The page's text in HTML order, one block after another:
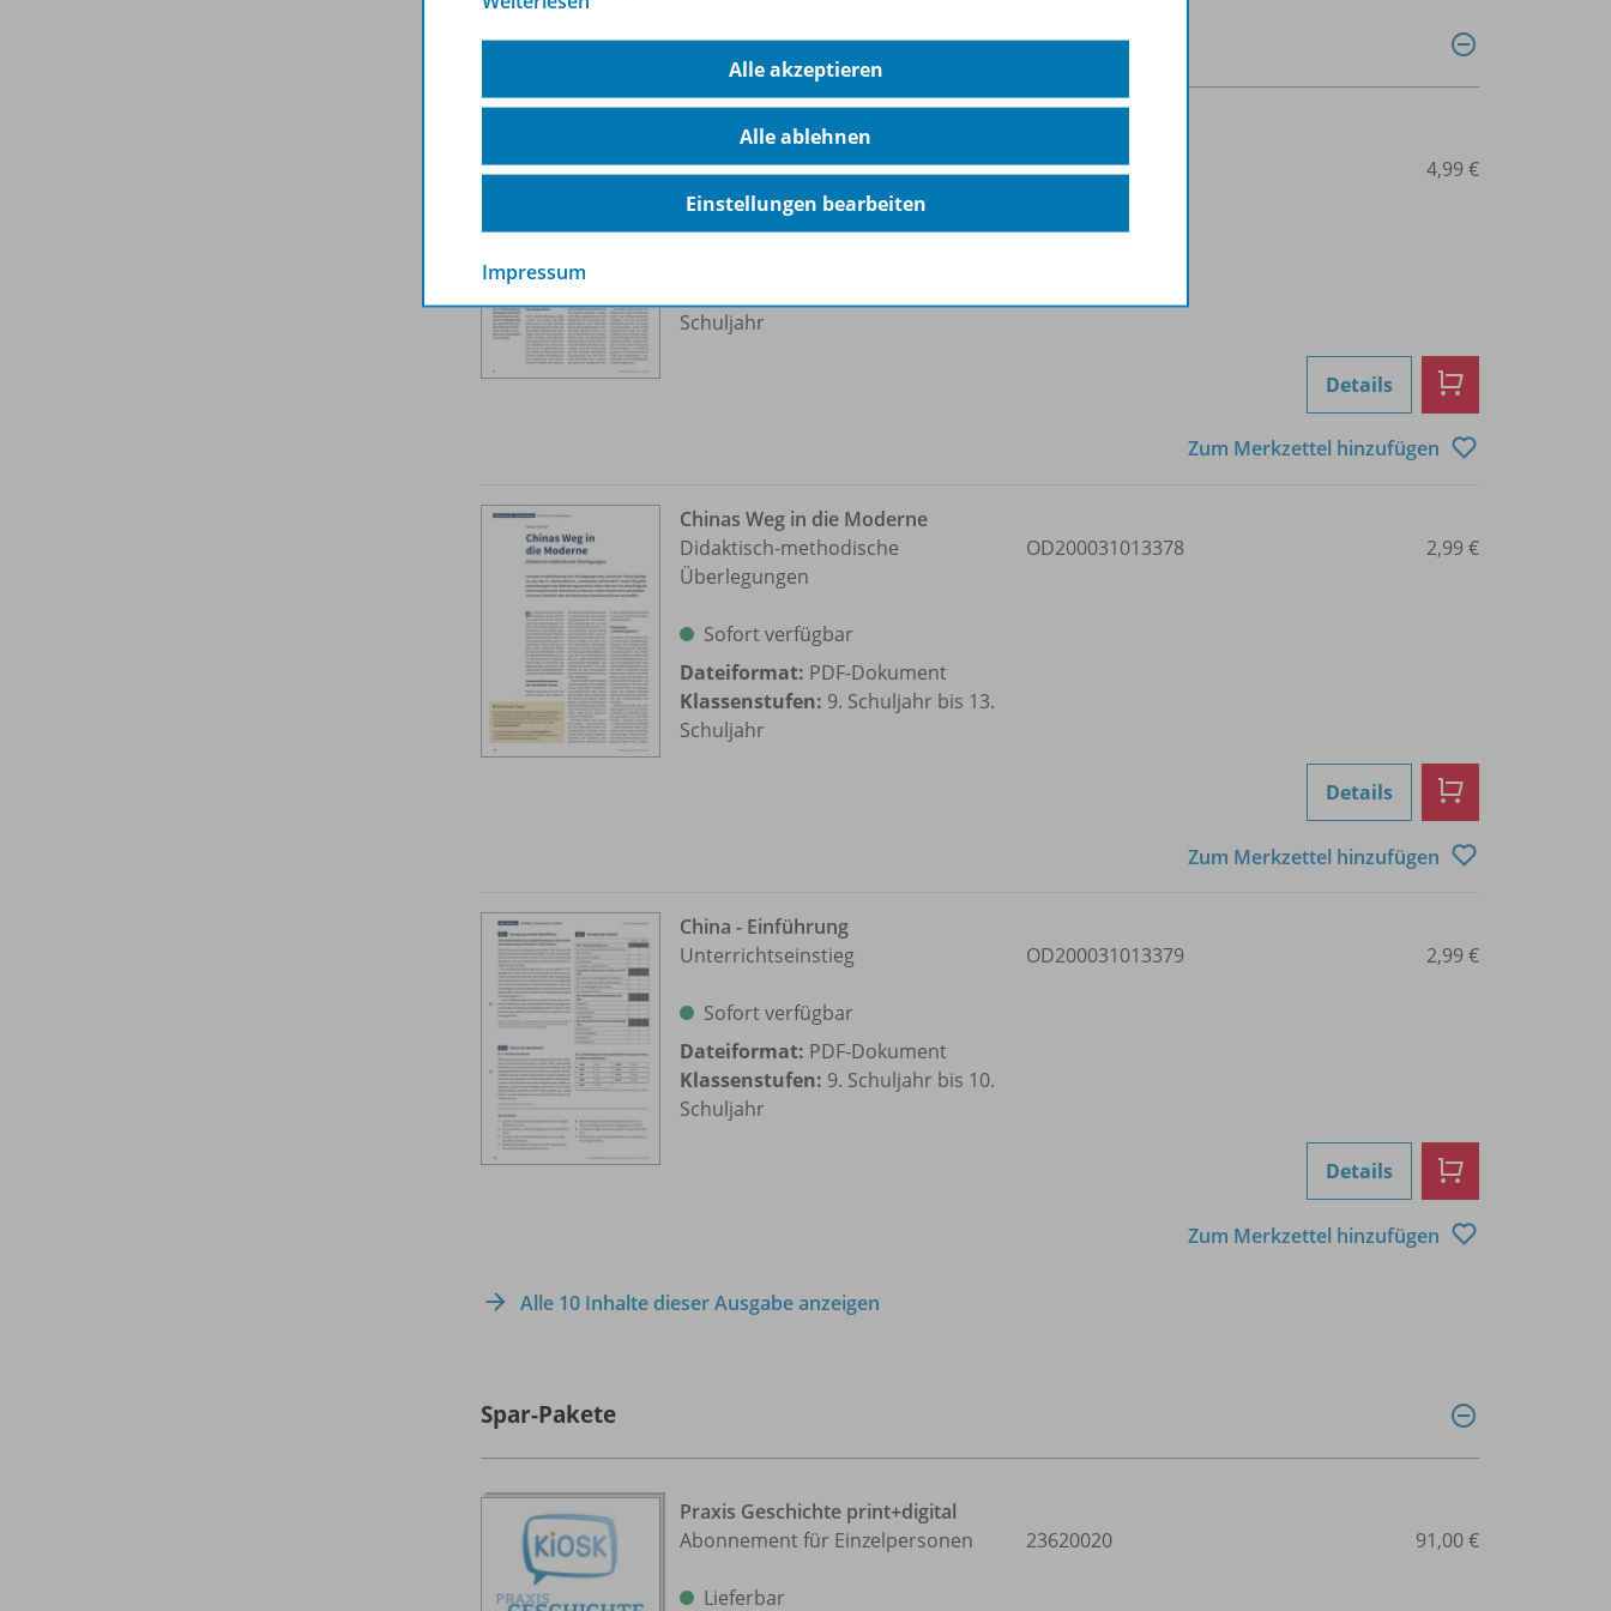
Weitere Inhalte der Ausgabe
Vom Reich zum Nationalstaat
China seit dem 18. Jahrhundert
Sofort verfügbar
Schuljahr
OD200031013386 4,99 €
Details
Zum Merkzettel hinzufügen
Chinas Weg in die Moderne
Didaktisch-methodische
Überlegungen
Sofort verfügbar
Dateiformat: PDF-Dokument
Klassenstufen: 9. Schuljahr bis 13.
Schuljahr
OD200031013378 2,99 €
Details
Zum Merkzettel hinzufügen
China - Einführung
Unterrichtseinstieg
Sofort verfügbar
Dateiformat: PDF-Dokument
Klassenstufen: 9. Schuljahr bis 10.
Schuljahr
OD200031013379 2,99 €
Details
Zum Merkzettel hinzufügen
Alle 10 Inhalte dieser Ausgabe anzeigen
Spar-Pakete
Praxis Geschichte print+digital
Abonnement für Einzelpersonen
Lieferbar
23620020 91,00 €
Alle akzeptieren
Alle ablehnen
Einstellungen bearbeiten
Impressum